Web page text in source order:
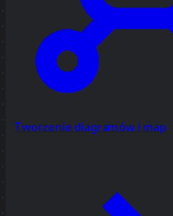
Tworzenie diagramów i map